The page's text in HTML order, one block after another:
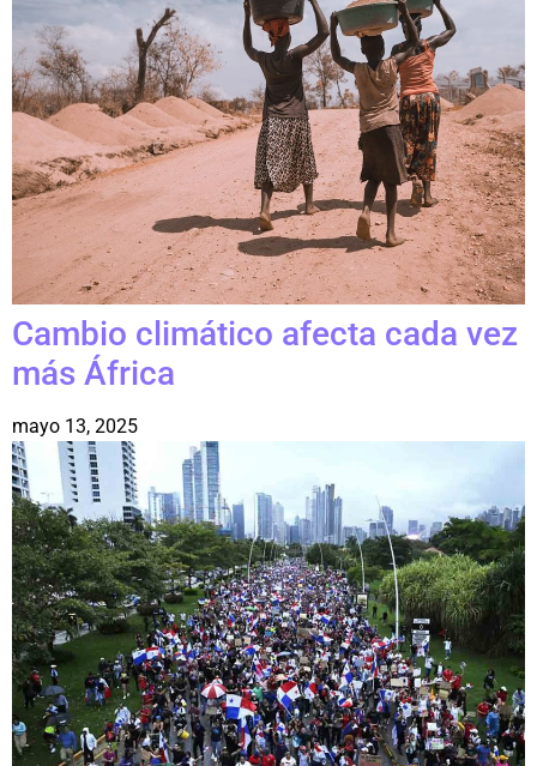
Cambio climático afecta cada vez
más África
mayo 13, 2025